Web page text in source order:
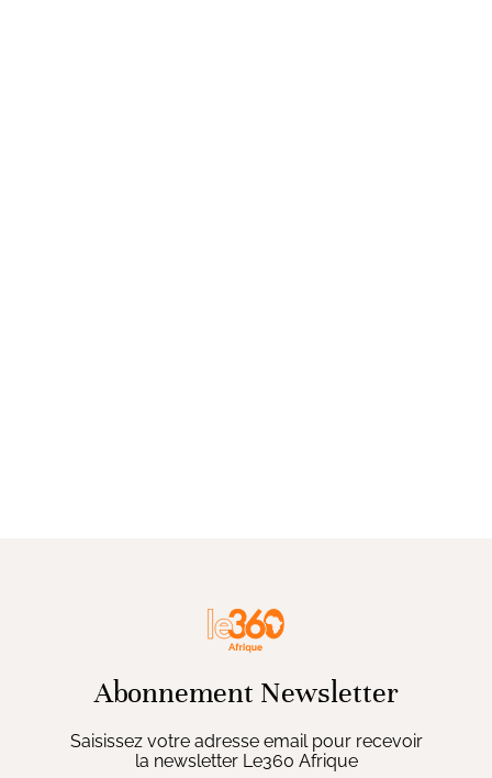
Abonnement Newsletter
Saisissez votre adresse email pour recevoir
la newsletter Le360 Afrique